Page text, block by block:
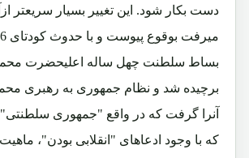
دست بکار شود. این تغییر بسیار سریعتر
بساط سلطنت چهل ساله اعلیحضرت
برچیده شد و نظام جمهوری به رهبری
آنرا گرفت که در واقع "جمهوری سلطنتی"
که با وجود ادعاهای "انقلابی بودن"،